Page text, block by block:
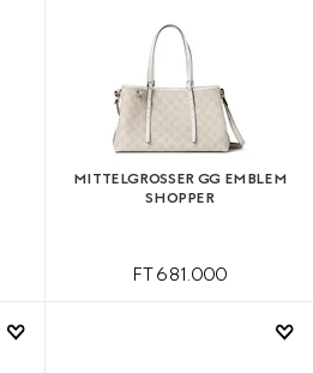
MITTELGROSSER GG EMBLEM S
HOPPER
FT 681.000